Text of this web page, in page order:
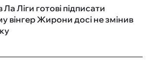
Ла Ліги готові підписати
вінгер Жирони досі не змінив